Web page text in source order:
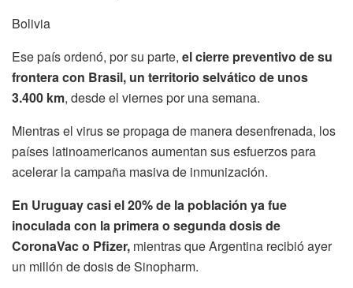
Bolivia
Ese país ordenó, por su parte, el cierre preventivo de su
frontera con Brasil, un territorio selvático de unos
3.400 km, desde el viernes por una semana.
Mientras el virus se propaga de manera desenfrenada, los
países latinoamericanos aumentan sus esfuerzos para
acelerar la campaña masiva de inmunización.
En Uruguay casi el 20% de la población ya fue
inoculada con la primera o segunda dosis de
CoronaVac o Pfizer, mientras que Argentina recibió ayer
un millón de dosis de Sinopharm.